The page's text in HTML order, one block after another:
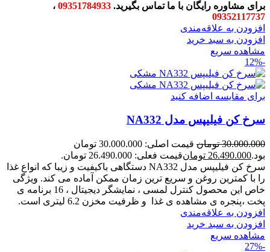
برای مشاوره رایگان با ما تماس بگیرید. 09351784933 ،
09352117737
افزودن به علاقه‌مندی
افزودن به سبد خرید
مشاهده سریع
-12%
برای مقایسه اضافه کنید
سرخ کن فیلیپس مدل NA332
30.000.000 تومان
قیمت اصلی: 30.000.000 تومان
بود.26.490.000 تومانقیمت فعلی: 26.490.000 تومان.
سرخ کن فیلیپس مدل NA332 دستگاهی باکیفیت و زيبا که انواع غذا
را با کمترین روغن‌ و سریع ترین زمان ممکن آماده می کند. ویژگی
خاص این محصول کنترل لمسی ، نمایشگر دیجیتال ، 16 برنامه ی
پخت ،پنجره ی مشاهده ی غذا و ظرفیت مخزن 6.2 لیتری است.
افزودن به علاقه‌مندی
افزودن به سبد خرید
مشاهده سریع
-27%